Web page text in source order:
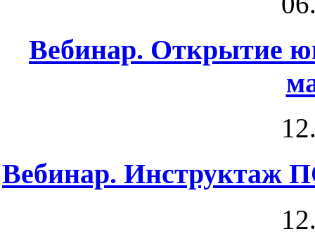
Вебинар. Открытие
Вебинар. Инструктаж